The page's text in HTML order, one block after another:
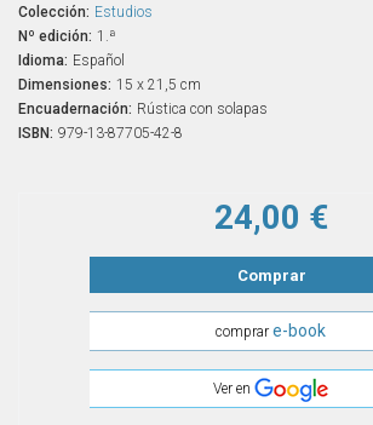
Colección: Estudios
Nº edición: 1.ª
Idioma: Español
Dimensiones: 15 x 21,5 cm
Encuadernación: Rústica con solapas
ISBN: 979-13-87705-42-8
24,00 €
Comprar
comprare-book
Ver en